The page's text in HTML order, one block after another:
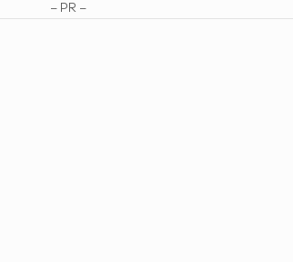
– PR –